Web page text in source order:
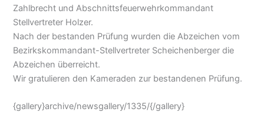
Zahlbrecht und Abschnittsfeuerwehrkommandant
Stellvertreter Holzer.
Nach der bestanden Prüfung wurden die Abzeichen vom
Bezirkskommandant-Stellvertreter Scheichenberger die
Abzeichen überreicht.
Wir gratulieren den Kameraden zur bestandenen Prüfung.
{gallery}archive/newsgallery/1335/{/gallery}